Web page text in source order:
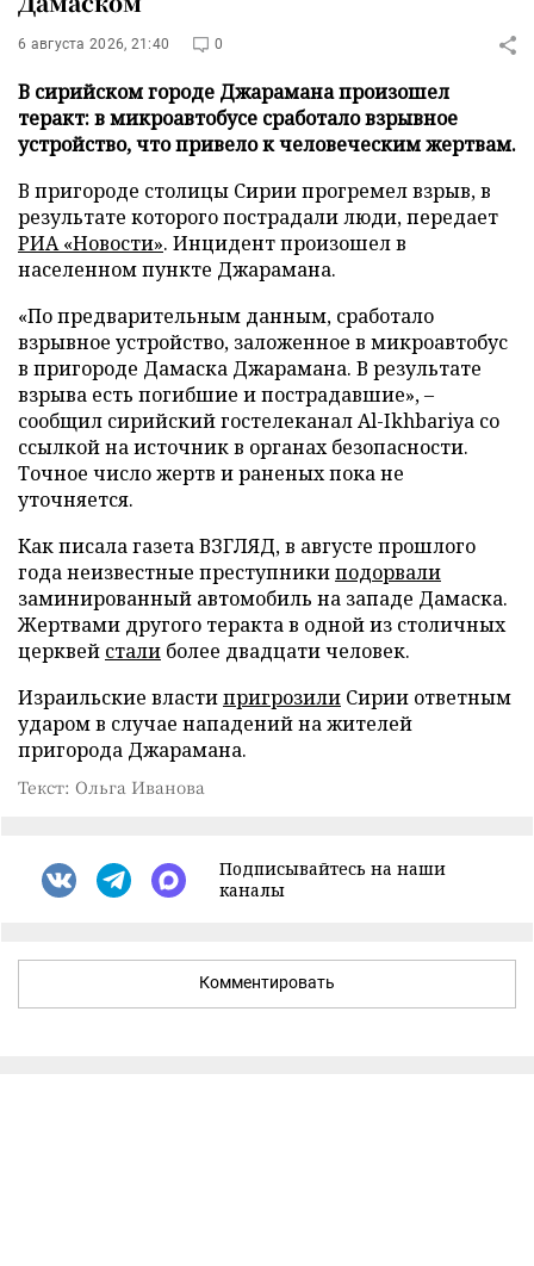
6 августа 2026, 21:40 0
В сирийском городе Джарамана произошел
теракт: в микроавтобусе сработало взрывное
устройство, что привело к человеческим жертвам.
В пригороде столицы Сирии прогремел взрыв, в
результате которого пострадали люди, передает
РИА «Новости». Инцидент произошел в
населенном пункте Джарамана.
«По предварительным данным, сработало
взрывное устройство, заложенное в микроавтобус
в пригороде Дамаска Джарамана. В результате
взрыва есть погибшие и пострадавшие», –
сообщил сирийский гостелеканал Al-Ikhbariya со
ссылкой на источник в органах безопасности.
Точное число жертв и раненых пока не
уточняется.
Как писала газета ВЗГЛЯД, в августе прошлого
года неизвестные преступникиподорвали
заминированный автомобиль на западе Дамаска.
Жертвами другого теракта в одной из столичных
церквей стали более двадцати человек.
Израильские властипригрозили Сирии ответным
ударом в случае нападений на жителей
пригорода Джарамана.
Текст: Ольга Иванова
Подписывайтесь на наши
каналы
Комментировать